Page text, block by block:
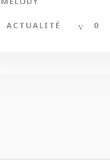
ACTUALITÉ 0